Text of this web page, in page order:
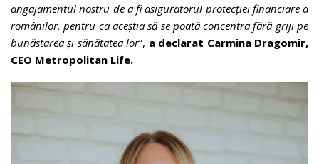
angajamentul nostru de a fi asiguratorul protecției financiare a
românilor, pentru ca aceștia să se poată concentra fără griji pe
bunăstarea și sănătatea lor”, a declarat Carmina Dragomir,
CEO Metropolitan Life.